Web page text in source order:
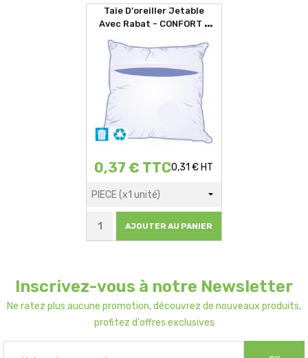
Taie D'oreiller Jetable
Avec Rabat - CONFORT -
0,37 € TTC0,31 € HT
AJOUTER AU PANIER
Inscrivez-vous à notre Newsletter
Ne ratez plus aucune promotion, découvrez de nouveaux produits,
profitez d'offres exclusives